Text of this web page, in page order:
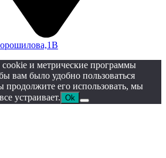
и метрические программы
вам было удобно пользоваться
его использовать, мы
устраивает. Ok